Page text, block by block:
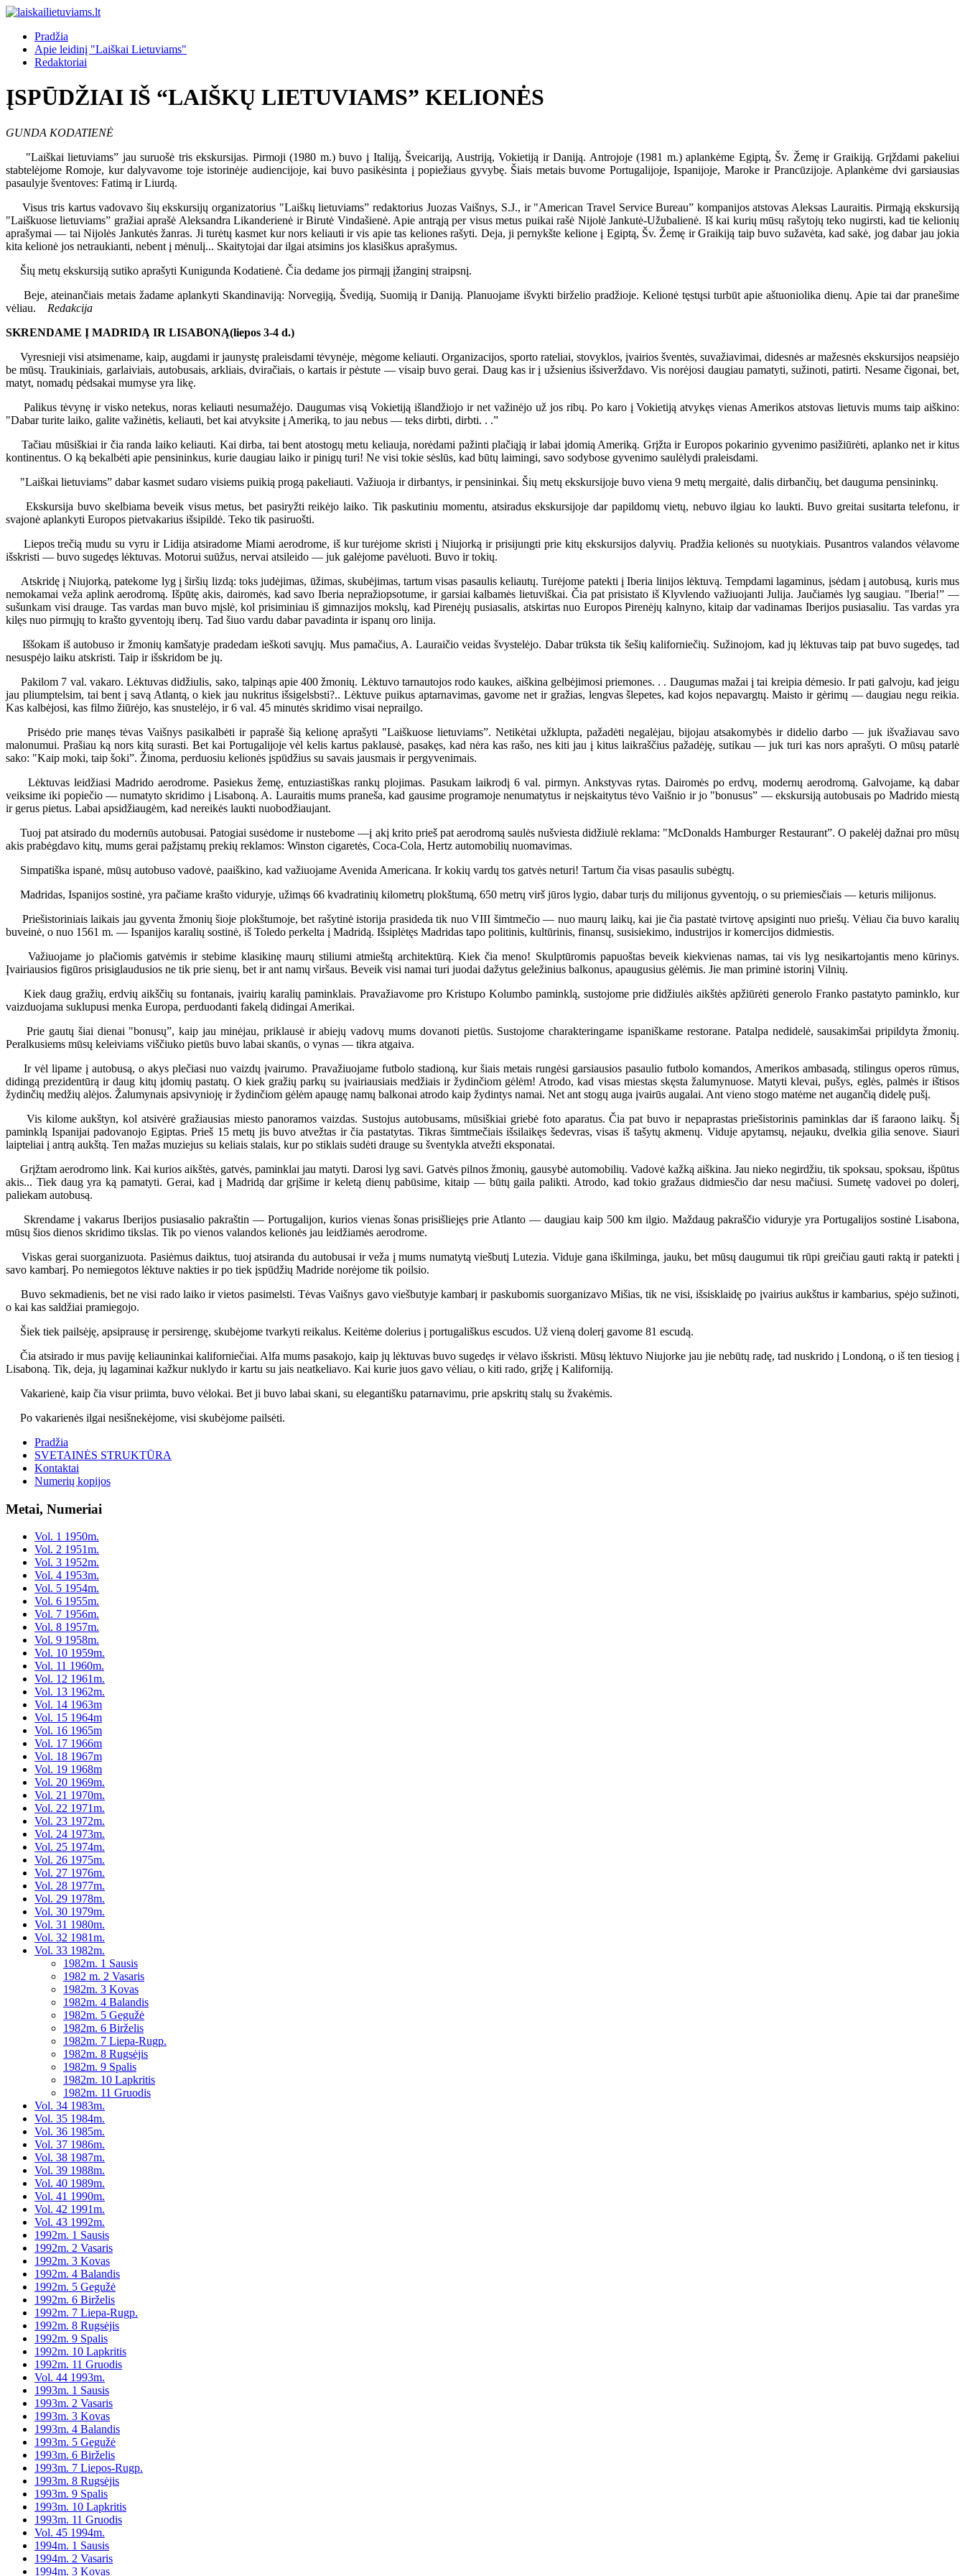
Pradžia
Apie leidinį "Laiškai Lietuviams"
Redaktoriai
ĮSPŪDŽIAI IŠ “LAIŠKŲ LIETUVIAMS” KELIONĖS
GUNDA KODATIENĖ
"Laiškai lietuviams” jau suruošė tris ekskursijas. Pirmoji (1980 m.) buvo į Italiją, Šveicariją, Austriją, Vokietiją ir Daniją. Antrojoje (1981 m.) aplankėme Egiptą, Šv. Žemę ir Graikiją. Grįždami pakeliui
stabtelėjome Romoje, kur dalyvavome toje istorinėje audiencijoje, kai buvo pasikėsinta į popiežiaus gyvybę. Šiais metais buvome Portugalijoje, Ispanijoje, Maroke ir Prancūzijoje. Aplankėme dvi garsiausias
pasaulyje šventoves: Fatimą ir Liurdą.
Visus tris kartus vadovavo šių ekskursijų organizatorius "Laiškų lietuviams” redaktorius Juozas Vaišnys, S.J., ir "American Travel Service Bureau” kompanijos atstovas Aleksas Lauraitis. Pirmąją ekskursiją
"Laiškuose lietuviams” gražiai aprašė Aleksandra Likanderienė ir Birutė Vindašienė. Apie antrąją per visus metus puikai rašė Nijolė Jankutė-Užubalienė. Iš kai kurių mūsų rašytojų teko nugirsti, kad tie kelionių
aprašymai — tai Nijolės Jankutės žanras. Ji turėtų kasmet kur nors keliauti ir vis apie tas keliones rašyti. Deja, ji pernykšte kelione į Egiptą, Šv. Žemę ir Graikiją taip buvo sužavėta, kad sakė, jog dabar jau jokia
kita kelionė jos netraukianti, nebent į mėnulį... Skaitytojai dar ilgai atsimins jos klasiškus aprašymus.
Šių metų ekskursiją sutiko aprašyti Kunigunda Kodatienė. Čia dedame jos pirmąjį įžanginį straipsnį.
Beje, ateinančiais metais žadame aplankyti Skandinaviją: Norvegiją, Švediją, Suomiją ir Daniją. Planuojame išvykti birželio pradžioje. Kelionė tęstųsi turbūt apie aštuoniolika dienų. Apie tai dar pranešime
vėliau. Redakcija
SKRENDAME Į MADRIDĄ IR LISABONĄ(liepos 3-4 d.)
Vyresnieji visi atsimename, kaip, augdami ir jaunystę praleisdami tėvynėje, mėgome keliauti. Organizacijos, sporto rateliai, stovyklos, įvairios šventės, suvažiavimai, didesnės ar mažesnės ekskursijos neapsiėjo
be mūsų. Traukiniais, garlaiviais, autobusais, arkliais, dviračiais, o kartais ir pėstute — visaip buvo gerai. Daug kas ir į užsienius išsiverždavo. Vis norėjosi daugiau pamatyti, sužinoti, patirti. Nesame čigonai, bet,
matyt, nomadų pėdsakai mumyse yra likę.
Palikus tėvynę ir visko netekus, noras keliauti nesumažėjo. Daugumas visą Vokietiją išlandžiojo ir net važinėjo už jos ribų. Po karo į Vokietiją atvykęs vienas Amerikos atstovas lietuvis mums taip aiškino:
"Dabar turite laiko, galite važinėtis, keliauti, bet kai atvyksite į Ameriką, to jau nebus — teks dirbti, dirbti. . .”
Tačiau mūsiškiai ir čia randa laiko keliauti. Kai dirba, tai bent atostogų metu keliauja, norėdami pažinti plačiąją ir labai įdomią Ameriką. Grįžta ir Europos pokarinio gyvenimo pasižiūrėti, aplanko net ir kitus
kontinentus. O ką bekalbėti apie pensininkus, kurie daugiau laiko ir pinigų turi! Ne visi tokie sėslūs, kad būtų laimingi, savo sodybose gyvenimo saulėlydi praleisdami.
"Laiškai lietuviams” dabar kasmet sudaro visiems puikią progą pakeliauti. Važiuoja ir dirbantys, ir pensininkai. Šių metų ekskursijoje buvo viena 9 metų mergaitė, dalis dirbančių, bet dauguma pensininkų.
Ekskursija buvo skelbiama beveik visus metus, bet pasiryžti reikėjo laiko. Tik paskutiniu momentu, atsiradus ekskursijoje dar papildomų vietų, nebuvo ilgiau ko laukti. Buvo greitai susitarta telefonu, ir
svajonė aplankyti Europos pietvakarius išsipildė. Teko tik pasiruošti.
Liepos trečią mudu su vyru ir Lidija atsiradome Miami aerodrome, iš kur turėjome skristi į Niujorką ir prisijungti prie kitų ekskursijos dalyvių. Pradžia kelionės su nuotykiais. Pusantros valandos vėlavome
išskristi — buvo sugedęs lėktuvas. Motorui suūžus, nervai atsileido — juk galėjome pavėluoti. Buvo ir tokių.
Atskridę į Niujorką, patekome lyg į širšių lizdą: toks judėjimas, ūžimas, skubėjimas, tartum visas pasaulis keliautų. Turėjome patekti į Iberia linijos lėktuvą. Tempdami lagaminus, įsėdam į autobusą, kuris mus
nemokamai veža aplink aerodromą. Išpūtę akis, dairomės, kad savo Iberia nepražiopsotume, ir garsiai kalbamės lietuviškai. Čia pat prisistato iš Klyvlendo važiuojanti Julija. Jaučiamės lyg saugiau. "Iberia!” —
sušunkam visi drauge. Tas vardas man buvo mįslė, kol prisiminiau iš gimnazijos mokslų, kad Pirenėjų pusiasalis, atskirtas nuo Europos Pirenėjų kalnyno, kitaip dar vadinamas Iberijos pusiasaliu. Tas vardas yra
kilęs nuo pirmųjų to krašto gyventojų iberų. Tad šiuo vardu dabar pavadinta ir ispanų oro linija.
Iššokam iš autobuso ir žmonių kamšatyje pradedam ieškoti savųjų. Mus pamačius, A. Lauraičio veidas švystelėjo. Dabar trūksta tik šešių kaliforniečių. Sužinojom, kad jų lėktuvas taip pat buvo sugedęs, tad
nesuspėjo laiku atskristi. Taip ir išskridom be jų.
Pakilom 7 val. vakaro. Lėktuvas didžiulis, sako, talpinąs apie 400 žmonių. Lėktuvo tarnautojos rodo kaukes, aiškina gelbėjimosi priemones. . . Daugumas mažai į tai kreipia dėmesio. Ir pati galvoju, kad jeigu
jau pliumptelsim, tai bent į savą Atlantą, o kiek jau nukritus išsigelsbsti?.. Lėktuve puikus aptarnavimas, gavome net ir gražias, lengvas šlepetes, kad kojos nepavargtų. Maisto ir gėrimų — daugiau negu reikia.
Kas kalbėjosi, kas filmo žiūrėjo, kas snustelėjo, ir 6 val. 45 minutės skridimo visai neprailgo.
Prisėdo prie manęs tėvas Vaišnys pasikalbėti ir paprašė šią kelionę aprašyti "Laiškuose lietuviams”. Netikėtai užklupta, pažadėti negalėjau, bijojau atsakomybės ir didelio darbo — juk išvažiavau savo
malonumui. Prašiau ką nors kitą surasti. Bet kai Portugalijoje vėl kelis kartus paklausė, pasakęs, kad nėra kas rašo, nes kiti jau į kitus laikraščius pažadėję, sutikau — juk turi kas nors aprašyti. O mūsų patarlė
sako: "Kaip moki, taip šoki”. Žinoma, perduosiu kelionės įspūdžius su savais jausmais ir pergyvenimais.
Lėktuvas leidžiasi Madrido aerodrome. Pasiekus žemę, entuziastiškas rankų plojimas. Pasukam laikrodį 6 val. pirmyn. Ankstyvas rytas. Dairomės po erdvų, modernų aerodromą. Galvojame, ką dabar
veiksime iki popiečio — numatyto skridimo į Lisaboną. A. Lauraitis mums praneša, kad gausime programoje nenumatytus ir neįskaitytus tėvo Vaišnio ir jo "bonusus” — ekskursiją autobusais po Madrido miestą
ir gerus pietus. Labai apsidžiaugėm, kad nereikės laukti nuobodžiaujant.
Tuoj pat atsirado du modernūs autobusai. Patogiai susėdome ir nustebome —į akį krito prieš pat aerodromą saulės nušviesta didžiulė reklama: "McDonalds Hamburger Restaurant”. O pakelėj dažnai pro mūsų
akis prabėgdavo kitų, mums gerai pažįstamų prekių reklamos: Winston cigaretės, Coca-Cola, Hertz automobilių nuomavimas.
Simpatiška ispanė, mūsų autobuso vadovė, paaiškino, kad važiuojame Avenida Americana. Ir kokių vardų tos gatvės neturi! Tartum čia visas pasaulis subėgtų.
Madridas, Ispanijos sostinė, yra pačiame krašto viduryje, užimąs 66 kvadratinių kilometrų plokštumą, 650 metrų virš jūros lygio, dabar turįs du milijonus gyventojų, o su priemiesčiais — keturis milijonus.
Priešistoriniais laikais jau gyventa žmonių šioje plokštumoje, bet rašytinė istorija prasideda tik nuo VIII šimtmečio — nuo maurų laikų, kai jie čia pastatė tvirtovę apsiginti nuo priešų. Vėliau čia buvo karalių
buveinė, o nuo 1561 m. — Ispanijos karalių sostinė, iš Toledo perkelta į Madridą. Išsiplėtęs Madridas tapo politinis, kultūrinis, finansų, susisiekimo, industrijos ir komercijos didmiestis.
Važiuojame jo plačiomis gatvėmis ir stebime klasikinę maurų stiliumi atmieštą architektūrą. Kiek čia meno! Skulptūromis papuoštas beveik kiekvienas namas, tai vis lyg nesikartojantis meno kūrinys.
Įvairiausios figūros prisiglaudusios ne tik prie sienų, bet ir ant namų viršaus. Beveik visi namai turi juodai dažytus geležinius balkonus, apaugusius gėlėmis. Jie man priminė istorinį Vilnių.
Kiek daug gražių, erdvių aikščių su fontanais, įvairių karalių paminklais. Pravažiavome pro Kristupo Kolumbo paminklą, sustojome prie didžiulės aikštės apžiūrėti generolo Franko pastatyto paminklo, kur
vaizduojama suklupusi menka Europa, perduodanti fakelą didingai Amerikai.
Prie gautų šiai dienai "bonusų”, kaip jau minėjau, priklausė ir abiejų vadovų mums dovanoti pietūs. Sustojome charakteringame ispaniškame restorane. Patalpa nedidelė, sausakimšai pripildyta žmonių.
Peralkusiems mūsų keleiviams viščiuko pietūs buvo labai skanūs, o vynas — tikra atgaiva.
Ir vėl lipame į autobusą, o akys plečiasi nuo vaizdų įvairumo. Pravažiuojame futbolo stadioną, kur šiais metais rungėsi garsiausios pasaulio futbolo komandos, Amerikos ambasadą, stilingus operos rūmus,
didingą prezidentūrą ir daug kitų įdomių pastatų. O kiek gražių parkų su įvairiausiais medžiais ir žydinčiom gėlėm! Atrodo, kad visas miestas skęsta žalumynuose. Matyti klevai, pušys, eglės, palmės ir ištisos
žydinčių medžių alėjos. Žalumynais apsivynioję ir žydinčiom gėlėm apaugę namų balkonai atrodo kaip žydintys namai. Net ant stogų auga įvairūs augalai. Ant vieno stogo matėme net augančią didelę pušį.
Vis kilome aukštyn, kol atsivėrė gražiausias miesto panoramos vaizdas. Sustojus autobusams, mūsiškiai griebė foto aparatus. Čia pat buvo ir nepaprastas priešistorinis paminklas dar iš faraono laikų. Šį
paminklą Ispanijai padovanojo Egiptas. Prieš 15 metų jis buvo atvežtas ir čia pastatytas. Tikras šimtmečiais išsilaikęs šedevras, visas iš tašytų akmenų. Viduje apytamsų, nejauku, dvelkia gilia senove. Siauri
laipteliai į antrą aukštą. Ten mažas muziejus su keliais stalais, kur po stiklais sudėti drauge su šventykla atvežti eksponatai.
Grįžtam aerodromo link. Kai kurios aikštės, gatvės, paminklai jau matyti. Darosi lyg savi. Gatvės pilnos žmonių, gausybė automobilių. Vadovė kažką aiškina. Jau nieko negirdžiu, tik spoksau, spoksau, išpūtus
akis... Tiek daug yra ką pamatyti. Gerai, kad į Madridą dar grįšime ir keletą dienų pabūsime, kitaip — būtų gaila palikti. Atrodo, kad tokio gražaus didmiesčio dar nesu mačiusi. Sumetę vadovei po dolerį,
paliekam autobusą.
Skrendame į vakarus Iberijos pusiasalio pakraštin — Portugalijon, kurios vienas šonas prisišliejęs prie Atlanto — daugiau kaip 500 km ilgio. Maždaug pakraščio viduryje yra Portugalijos sostinė Lisabona,
mūsų šios dienos skridimo tikslas. Tik po vienos valandos kelionės jau leidžiamės aerodrome.
Viskas gerai suorganizuota. Pasiėmus daiktus, tuoj atsiranda du autobusai ir veža į mums numatytą viešbutį Lutezia. Viduje gana iškilminga, jauku, bet mūsų daugumui tik rūpi greičiau gauti raktą ir patekti į
savo kambarį. Po nemiegotos lėktuve nakties ir po tiek įspūdžių Madride norėjome tik poilsio.
Buvo sekmadienis, bet ne visi rado laiko ir vietos pasimelsti. Tėvas Vaišnys gavo viešbutyje kambarį ir paskubomis suorganizavo Mišias, tik ne visi, išsisklaidę po įvairius aukštus ir kambarius, spėjo sužinoti,
o kai kas saldžiai pramiegojo.
Šiek tiek pailsėję, apsiprausę ir persirengę, skubėjome tvarkyti reikalus. Keitėme dolerius į portugališkus escudos. Už vieną dolerį gavome 81 escudą.
Čia atsirado ir mus paviję keliauninkai kaliforniečiai. Alfa mums pasakojo, kaip jų lėktuvas buvo sugedęs ir vėlavo išskristi. Mūsų lėktuvo Niujorke jau jie nebūtų radę, tad nuskrido į Londoną, o iš ten tiesiog į
Lisaboną. Tik, deja, jų lagaminai kažkur nuklydo ir kartu su jais neatkeliavo. Kai kurie juos gavo vėliau, o kiti rado, grįžę į Kaliforniją.
Vakarienė, kaip čia visur priimta, buvo vėlokai. Bet ji buvo labai skani, su elegantišku patarnavimu, prie apskritų stalų su žvakėmis.
Po vakarienės ilgai nesišnekėjome, visi skubėjome pailsėti.
Pradžia
SVETAINĖS STRUKTŪRA
Kontaktai
Numerių kopijos
Metai, Numeriai
Vol. 1 1950m.
Vol. 2 1951m.
Vol. 3 1952m.
Vol. 4 1953m.
Vol. 5 1954m.
Vol. 6 1955m.
Vol. 7 1956m.
Vol. 8 1957m.
Vol. 9 1958m.
Vol. 10 1959m.
Vol. 11 1960m.
Vol. 12 1961m.
Vol. 13 1962m.
Vol. 14 1963m
Vol. 15 1964m
Vol. 16 1965m
Vol. 17 1966m
Vol. 18 1967m
Vol. 19 1968m
Vol. 20 1969m.
Vol. 21 1970m.
Vol. 22 1971m.
Vol. 23 1972m.
Vol. 24 1973m.
Vol. 25 1974m.
Vol. 26 1975m.
Vol. 27 1976m.
Vol. 28 1977m.
Vol. 29 1978m.
Vol. 30 1979m.
Vol. 31 1980m.
Vol. 32 1981m.
Vol. 33 1982m.
1982m. 1 Sausis
1982 m. 2 Vasaris
1982m. 3 Kovas
1982m. 4 Balandis
1982m. 5 Gegužė
1982m. 6 Birželis
1982m. 7 Liepa-Rugp.
1982m. 8 Rugsėjis
1982m. 9 Spalis
1982m. 10 Lapkritis
1982m. 11 Gruodis
Vol. 34 1983m.
Vol. 35 1984m.
Vol. 36 1985m.
Vol. 37 1986m.
Vol. 38 1987m.
Vol. 39 1988m.
Vol. 40 1989m.
Vol. 41 1990m.
Vol. 42 1991m.
Vol. 43 1992m.
1992m. 1 Sausis
1992m. 2 Vasaris
1992m. 3 Kovas
1992m. 4 Balandis
1992m. 5 Gegužė
1992m. 6 Birželis
1992m. 7 Liepa-Rugp.
1992m. 8 Rugsėjis
1992m. 9 Spalis
1992m. 10 Lapkritis
1992m. 11 Gruodis
Vol. 44 1993m.
1993m. 1 Sausis
1993m. 2 Vasaris
1993m. 3 Kovas
1993m. 4 Balandis
1993m. 5 Gegužė
1993m. 6 Birželis
1993m. 7 Liepos-Rugp.
1993m. 8 Rugsėjis
1993m. 9 Spalis
1993m. 10 Lapkritis
1993m. 11 Gruodis
Vol. 45 1994m.
1994m. 1 Sausis
1994m. 2 Vasaris
1994m. 3 Kovas